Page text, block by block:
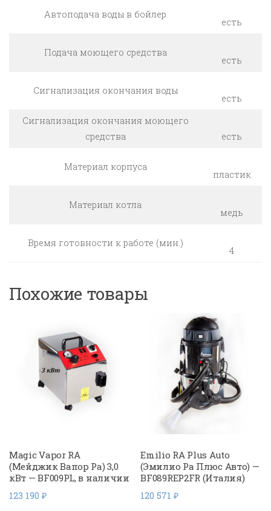
Автоподача воды в бойлер
есть
Подача моющего средства
есть
Сигнализация окончания воды
есть
Сигнализация окончания моющего
средства
есть
Материал корпуса
пластик
Материал котла
медь
Время готовности к работе (мин.)
4
Похожие товары
Magic Vapor RA
(Мейджик Вапор Ра) 3,0
кВт — BF009PL, в наличии
123 190 ₽
Emilio RA Plus Auto
(Эмилио Ра Плюс Авто) —
BF089REP2FR (Италия)
120 571₽